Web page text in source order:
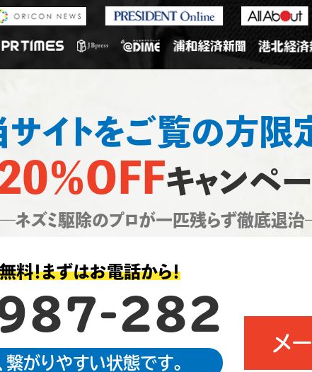
サイトをご覧の方限
％OFFキャンペ
ネズミ駆除のプロが一匹残らず徹底退
料！まずはお電話から！
282
がりやすい状態です。
メ